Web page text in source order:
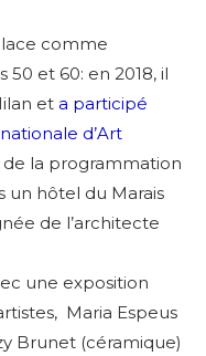
comme
50 et 60: en 2018, il
et a participé
d’Art
de la programmation
un hôtel du Marais
de l’architecte
une exposition
Maria Espeus
Brunet (céramique)